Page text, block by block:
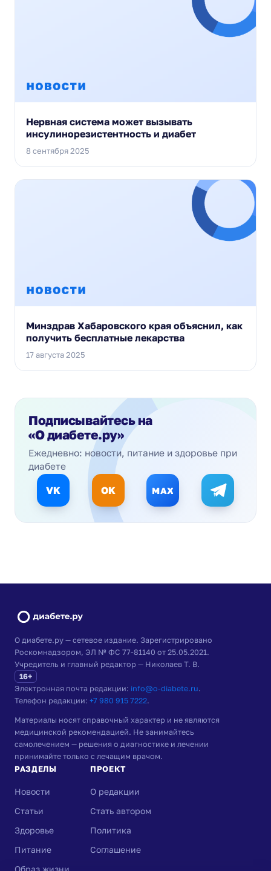
Нервная система может вызывать
инсулинорезистентность и диабет
8 сентября 2025
Минздрав Хабаровского края объяснил, как
получить бесплатные лекарства
17 августа 2025
Подписывайтесь на
«О диабете.ру»
Ежедневно: новости, питание и здоровье при
диабете
VK OK MAX
О диабете.ру — сетевое издание. Зарегистрировано
Роскомнадзором, ЭЛ № ФС 77-81140 от 25.05.2021.
Учредитель и главный редактор — Николаев Т. В.
16+
Электронная почта редакции: info@o-diabete.ru.
Телефон редакции: +7 980 915 7222.
Материалы носят справочный характер и не являются
медицинской рекомендацией. Не занимайтесь
самолечением — решения о диагностике и лечении
принимайте только с лечащим врачом.
РАЗДЕЛЫ
Новости
Статьи
Здоровье
Питание
Образ жизни
ПРОЕКТ
О редакции
Стать автором
Политика
Соглашение